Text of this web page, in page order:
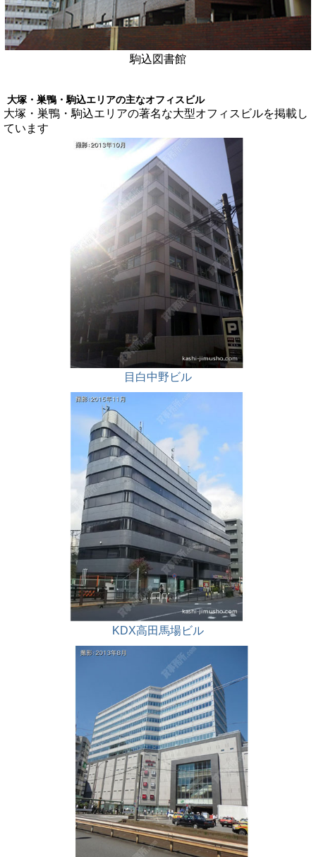
駒込図書館
大塚・巣鴨・駒込エリアの主なオフィスビル
大塚・巣鴨・駒込エリアの著名な大型オフィスビルを掲載し
ています
目白中野ビル
KDX高田馬場ビル